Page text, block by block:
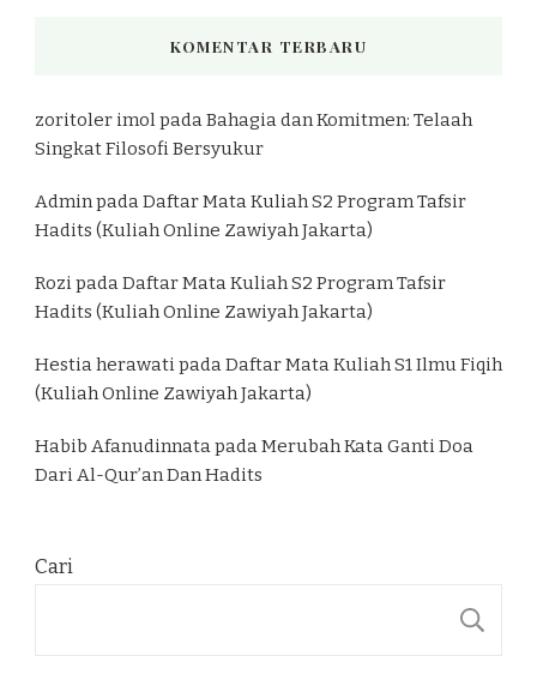
KOMENTAR TERBARU
zoritoler imolpadaBahagia dan Komitmen: Telaah
Singkat Filosofi Bersyukur
AdminpadaDaftar Mata Kuliah S2 Program Tafsir
Hadits (Kuliah Online Zawiyah Jakarta)
RozipadaDaftar Mata Kuliah S2 Program Tafsir
Hadits (Kuliah Online Zawiyah Jakarta)
Hestia herawatipadaDaftar Mata Kuliah S1 Ilmu Fiqih
(Kuliah Online Zawiyah Jakarta)
Habib AfanudinnatapadaMerubah Kata Ganti Doa
Dari Al-Qur’an Dan Hadits
Cari